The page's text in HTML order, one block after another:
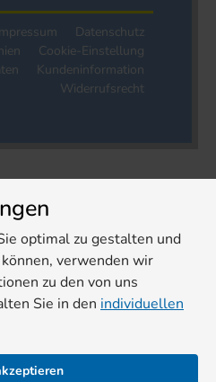
Datenschutz
Cookie-Einstellung
Kundeninformation
Widerrufsrecht
optimal zu gestalten und
verwenden wir
zu den von uns
Sie in den individuellen